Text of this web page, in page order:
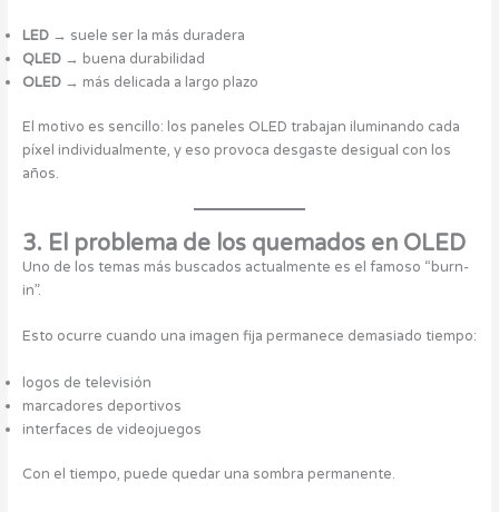
LED→ suele ser la más duradera
QLED→ buena durabilidad
OLED→ más delicada a largo plazo
El motivo es sencillo: los paneles OLED trabajan iluminando cada
píxel individualmente, y eso provoca desgaste desigual con los
años.
3. El problema de los quemados en OLED
Uno de los temas más buscados actualmente es el famoso “burn-
in”.
Esto ocurre cuando una imagen fija permanece demasiado tiempo:
logos de televisión
marcadores deportivos
interfaces de videojuegos
Con el tiempo, puede quedar una sombra permanente.